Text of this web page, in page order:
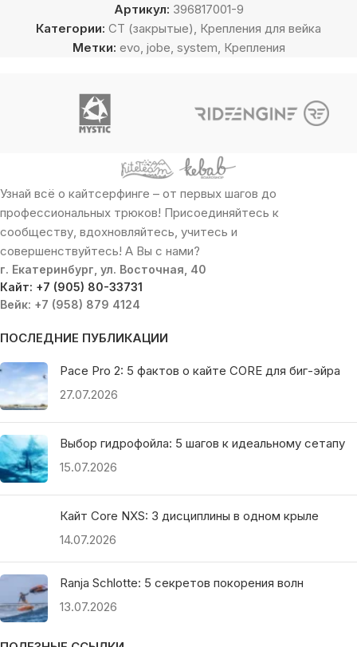
Артикул: 396817001-9
Категории: CT (закрытые), Крепления для вейка
Метки: evo, jobe, system, Крепления
Узнай всё о кайтсерфинге – от первых шагов до
профессиональных трюков! Присоединяйтесь к
сообществу, вдохновляйтесь, учитесь и
совершенствуйтесь! А Вы с нами?
г. Екатеринбург, ул. Восточная, 40
Кайт: +7 (905) 80-33731
Вейк: +7 (958) 879 4124
ПОСЛЕДНИЕ ПУБЛИКАЦИИ
Pace Pro 2: 5 фактов о кайте CORE для биг-эйра
27.07.2026
Выбор гидрофойла: 5 шагов к идеальному сетапу
15.07.2026
Кайт Core NXS: 3 дисциплины в одном крыле
14.07.2026
Ranja Schlotte: 5 секретов покорения волн
13.07.2026